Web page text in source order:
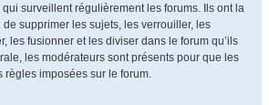
surveillent régulièrement les forums. Ils ont la
supprimer les sujets, les verrouiller, les
les fusionner et les diviser dans le forum qu’ils
les modérateurs sont présents pour que les
règles imposées sur le forum.